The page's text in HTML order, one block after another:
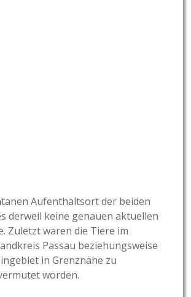
Aufenthaltsort der beiden
derweil keine genauen aktuellen
Zuletzt waren die Tiere im
Passau beziehungsweise
in Grenznähe zu
worden.